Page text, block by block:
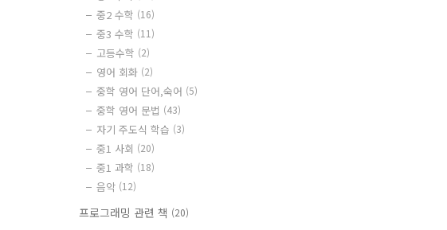
중2 수학 (16)
중3 수학 (11)
고등수학 (2)
영어 회화 (2)
중학 영어 단어,숙어 (5)
중학 영어 문법 (43)
자기 주도식 학습 (3)
중1 사회 (20)
중1 과학 (18)
음악 (12)
프로그래밍 관련 책 (20)